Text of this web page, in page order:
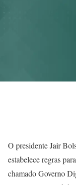
O presidente Jair
estabelece regras
chamado Governo